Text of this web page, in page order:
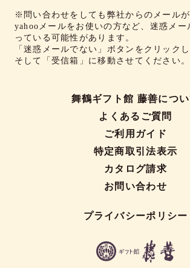
※問い合わせをしても弊社からのメールが
yahooメールをお使いの方など、迷惑メー
っている可能性があります。
「迷惑メールでない」ボタンをクリック
そして「受信箱」に移動させてください。
舞鶴ギフト館 藤善につい
よくあるご質問
ご利用ガイド
特定商取引法表示
カタログ請求
お問い合わせ
プライバシーポリシー